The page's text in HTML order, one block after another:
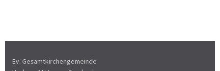
Ev. Gesamtkirchengemeinde